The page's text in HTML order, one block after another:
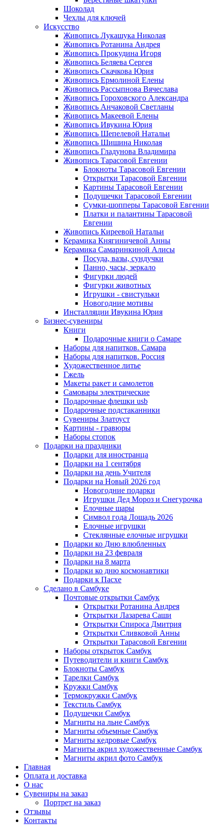
Шоколад
Чехлы для ключей
Искусство
Живопись Лукашука Николая
Живопись Ротанина Андрея
Живопись Прокудина Игоря
Живопись Беляева Сергея
Живопись Скачкова Юрия
Живопись Ермолиной Елены
Живопись Рассыпнова Вячеслава
Живопись Гороховского Александра
Живопись Анчаковой Светланы
Живопись Макеевой Елены
Живопись Ивукина Юрия
Живопись Шепелевой Натальи
Живопись Шишина Николая
Живопись Гладунова Владимира
Живопись Тарасовой Евгении
Блокноты Тарасовой Евгении
Открытки Тарасовой Евгении
Картины Тарасовой Евгении
Подушечки Тарасовой Евгении
Сумки-шопперы Тарасовой Евгении
Платки и палантины Тарасовой
Евгении
Живопись Киреевой Натальи
Керамика Княгиничевой Анны
Керамика Самаринкиной Алисы
Посуда, вазы, сундучки
Панно, часы, зеркало
Фигурки людей
Фигурки животных
Игрушки - свистульки
Новогодние мотивы
Инсталляции Ивукина Юрия
Бизнес-сувениры
Книги
Подарочные книги о Самаре
Наборы для напитков. Самара
Наборы для напитков. Россия
Художественное литье
Гжель
Макеты ракет и самолетов
Самовары электрические
Подарочные флешки usb
Подарочные подстаканники
Сувениры Златоуст
Картины - гравюры
Наборы стопок
Подарки на праздники
Подарки для иностранца
Подарки на 1 сентября
Подарки на день Учителя
Подарки на Новый 2026 год
Новогодние подарки
Игрушки Дед Мороз и Снегурочка
Елочные шары
Символ года Лошадь 2026
Елочные игрушки
Стеклянные елочные игрушки
Подарки ко Дню влюбленных
Подарки на 23 февраля
Подарки на 8 марта
Подарки ко дню космонавтики
Подарки к Пасхе
Сделано в Самбуке
Почтовые открытки Самбук
Открытки Ротанина Андрея
Открытки Лазарева Саши
Открытки Спироса Дмитрия
Открытки Сливковой Анны
Открытки Тарасовой Евгении
Наборы открыток Самбук
Путеводители и книги Самбук
Блокноты Самбук
Тарелки Самбук
Кружки Самбук
Термокружки Самбук
Текстиль Самбук
Подушечки Самбук
Магниты на льне Самбук
Магниты объемные Самбук
Магниты кедровые Самбук
Магниты акрил художественные Самбук
Магниты акрил фото Самбук
Главная
Оплата и доставка
О нас
Сувениры на заказ
Портрет на заказ
Отзывы
Контакты